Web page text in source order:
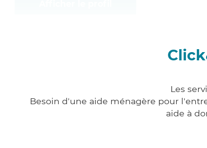
Les
Besoin d'une aide ménagère pour
aide à